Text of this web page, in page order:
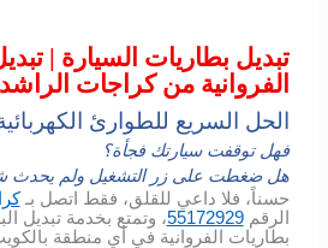
تبديل بطاريات السيارة |
الفروانية من كراجات الراشد
الحل السريع للطوارئ
فهل توقفت سيارتك فجأة؟
هل ضغطت على زر التشغيل ولم يحدث
حسناً، فلا داعي للقلق، فقط اتصل بـ
الرقم55172929، وتمتع بخدمة تبديل
بطاريات الفروانية في أي منطقة